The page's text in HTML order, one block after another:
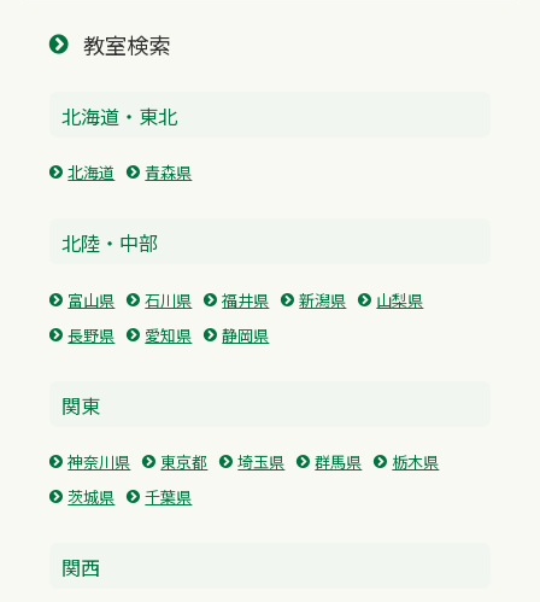
教室検索
北海道・東北
北海道 青森県
北陸・中部
富山県 石川県 福井県 新潟県
山梨県
長野県
愛知県 静岡県
関東
神奈川県 東京都 埼玉県 群馬県
栃木県
茨城県
千葉県
関西